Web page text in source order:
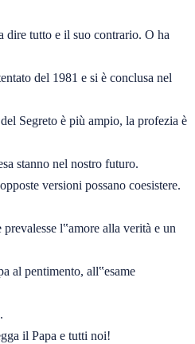
dire tutto e il suo contrario. O ha
del 1981 e si è conclusa nel
Segreto è più ampio, la profezia è
stanno nel nostro futuro.
versioni possano coesistere.
l‟amore alla verità e un
al pentimento, all‟esame
il Papa e tutti noi!